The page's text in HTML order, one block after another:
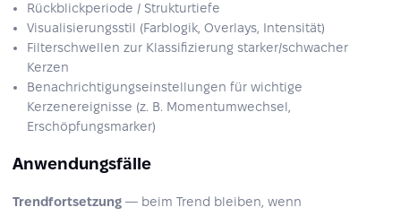
Rückblickperiode / Strukturtiefe
Visualisierungsstil (Farblogik, Overlays, Intensität)
Filterschwellen zur Klassifizierung starker/schwacher
Kerzen
Benachrichtigungseinstellungen für wichtige
Kerzenereignisse (z. B. Momentumwechsel,
Erschöpfungsmarker)
Anwendungsfälle
Trendfortsetzung — beim Trend bleiben, wenn